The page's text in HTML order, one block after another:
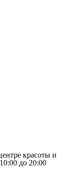
красоты и
до 20:00